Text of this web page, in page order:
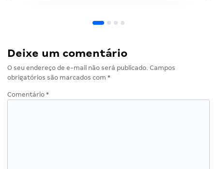
Deixe um comentário
O seu endereço de e-mail não será publicado. Campos
obrigatórios são marcados com *
Comentário *